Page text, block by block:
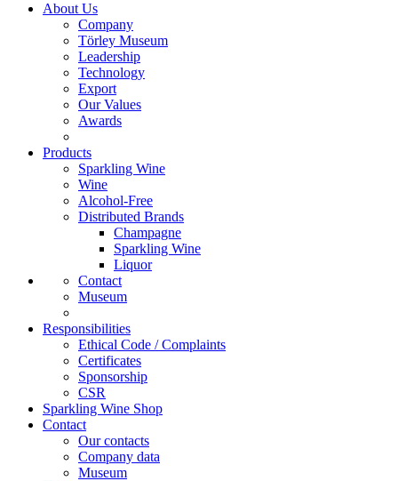
About Us
Company
Törley Museum
Leadership
Technology
Export
Our Values
Awards
Products
Sparkling Wine
Wine
Alcohol-Free
Distributed Brands
Champagne
Sparkling Wine
Liquor
Contact
Museum
Responsibilities
Ethical Code / Complaints
Certificates
Sponsorship
CSR
Sparkling Wine Shop
Contact
Our contacts
Company data
Museum